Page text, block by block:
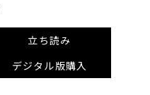
立ち読み
デジタル版購入